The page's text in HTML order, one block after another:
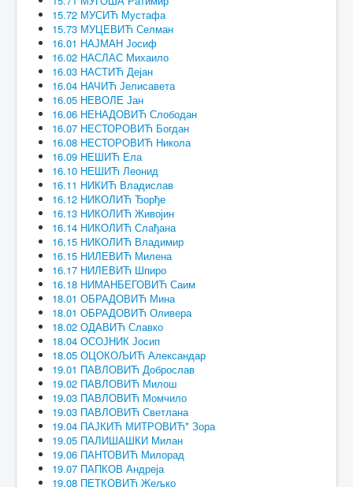
15.72 МУСИЋ Мустафа
15.73 МУЦЕВИЋ Селман
16.01 НАЈМАН Јосиф
16.02 НАСЛАС Михаило
16.03 НАСТИЋ Дејан
16.04 НАЧИЋ Јелисавета
16.05 НЕВОЛЕ Јан
16.06 НЕНАДОВИЋ Слободан
16.07 НЕСТОРОВИЋ Богдан
16.08 НЕСТОРОВИЋ Никола
16.09 НЕШИЋ Ела
16.10 НЕШИЋ Леонид
16.11 НИКИЋ Владислав
16.12 НИКОЛИЋ Ђорђе
16.13 НИКОЛИЋ Живојин
16.14 НИКОЛИЋ Слађана
16.15 НИКОЛИЋ Владимир
16.15 НИЛЕВИЋ Милена
16.17 НИЛЕВИЋ Шпиро
16.18 НИМАНБЕГОВИЋ Саим
18.01 ОБРАДОВИЋ Мина
18.01 ОБРАДОВИЋ Оливера
18.02 ОДАВИЋ Славко
18.04 ОСОЈНИК Јосип
18.05 ОЦОКОЉИЋ Александар
19.01 ПАВЛОВИЋ Доброслав
19.02 ПАВЛОВИЋ Милош
19.03 ПАВЛОВИЋ Момчило
19.03 ПАВЛОВИЋ Светлана
19.04 ПАЈКИЋ МИТРОВИЋ* Зора
19.05 ПАЛИШАШКИ Милан
19.06 ПАНТОВИЋ Милорад
19.07 ПАПКОВ Андреја
19.08 ПЕТКОВИЋ Жељко